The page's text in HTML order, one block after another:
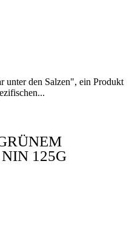
unter den Salzen", ein Produkt
125G